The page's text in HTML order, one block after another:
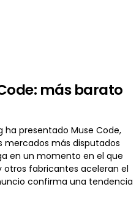
más barato
presentado Muse Code,
mercados más disputados
en un momento en el que
otros fabricantes aceleran el
confirma una tendencia